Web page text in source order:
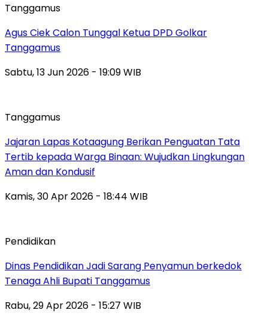
Tanggamus
Agus Ciek Calon Tunggal Ketua DPD Golkar
Tanggamus
Sabtu, 13 Jun 2026 - 19:09 WIB
Tanggamus
Jajaran Lapas Kotaagung Berikan Penguatan Tata
Tertib kepada Warga Binaan: Wujudkan Lingkungan
Aman dan Kondusif
Kamis, 30 Apr 2026 - 18:44 WIB
Pendidikan
Dinas Pendidikan Jadi Sarang Penyamun berkedok
Tenaga Ahli Bupati Tanggamus
Rabu, 29 Apr 2026 - 15:27 WIB